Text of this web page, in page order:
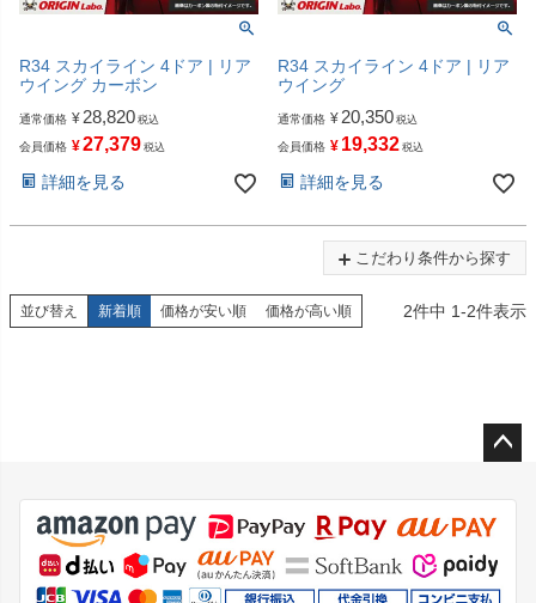
R34 スカイライン 4ドア | リア
ウイング カーボン
通常価格 ¥ 28,820 税込
会員価格 ¥27,379 税込
詳細を見る
R34 スカイライン 4ドア | リア
ウイング
通常価格 ¥ 20,350 税込
会員価格 ¥ 19,332 税込
詳細を見る
こだわり条件から探す
並び替え 新着順 価格が安い順 価格が高い順 2件中 1-2件表示
ジト
ップ
へ